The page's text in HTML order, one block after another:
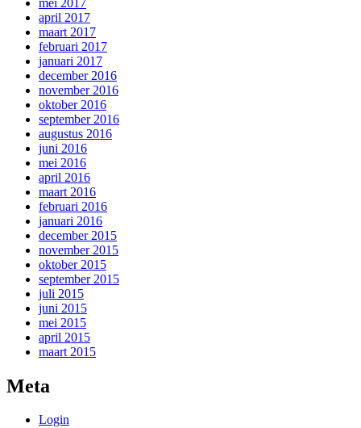
april 2017
maart 2017
februari 2017
januari 2017
december 2016
november 2016
oktober 2016
september 2016
augustus 2016
juni 2016
mei 2016
april 2016
maart 2016
februari 2016
januari 2016
december 2015
november 2015
oktober 2015
september 2015
juli 2015
juni 2015
mei 2015
april 2015
maart 2015
Meta
Login